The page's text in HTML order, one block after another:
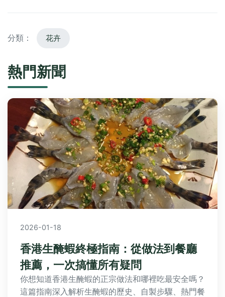
分類： 花卉
熱門新聞
2026-01-18
香港生醃蝦終極指南：從做法到餐廳
推薦，一次搞懂所有疑問
你想知道香港生醃蝦的正宗做法和哪裡吃最安全嗎？
這篇指南深入解析生醃蝦的歷史、自製步驟、熱門餐